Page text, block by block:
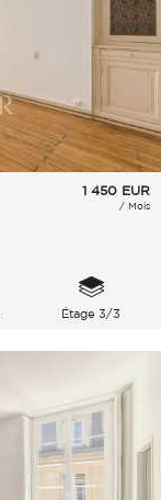
1 450 EUR
/ Mois
Étage 3/3